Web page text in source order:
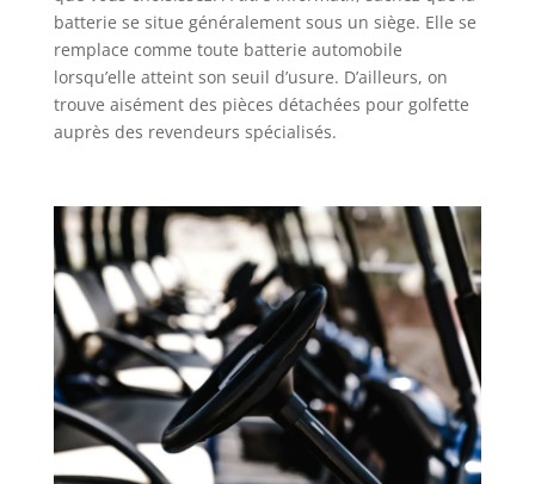
batterie se situe généralement sous un siège. Elle se
remplace comme toute batterie automobile
lorsqu’elle atteint son seuil d’usure. D’ailleurs, on
trouve aisément des pièces détachées pour golfette
auprès des revendeurs spécialisés.